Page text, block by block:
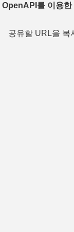
OpenAPI를 이용한
공유할 URL을 복